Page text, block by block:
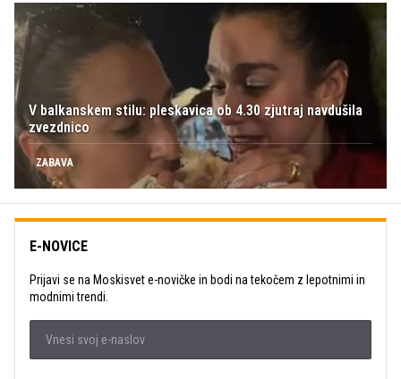
V balkanskem stilu: pleskavica ob 4.30 zjutraj navdušila
zvezdnico
ZABAVA
E-NOVICE
Prijavi se na Moskisvet e-novičke in bodi na tekočem z lepotnimi in
modnimi trendi.